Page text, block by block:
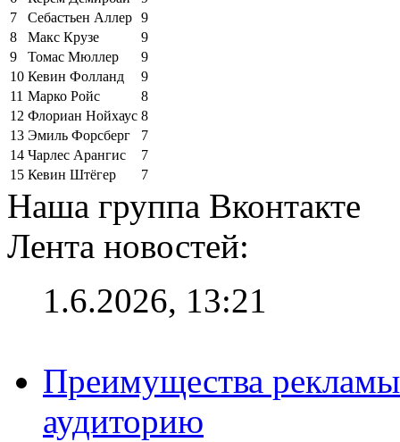
7
Себастьен Аллер 9
8
Макс Крузе
9
9
Томас Мюллер
9
10 Кевин Фолланд
9
11 Марко Ройс
8
12 Флориан Нойхаус 8
13 Эмиль Форсберг
7
14 Чарлес Арангис
7
15 Кевин Штёгер 7
Наша группа Вконтакте
Лента новостей:
1.6.2026, 13:21
Преимущества
аудиторию